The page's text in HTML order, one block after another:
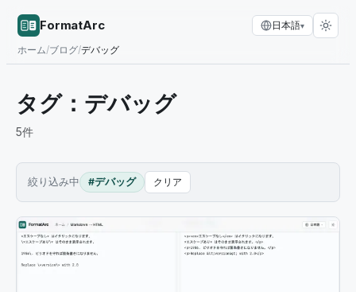
FormatArc
ホーム/ブログ/デバッグ
日本語▾
タグ： デバッグ
5件
絞り込み中 #デバッグ クリア